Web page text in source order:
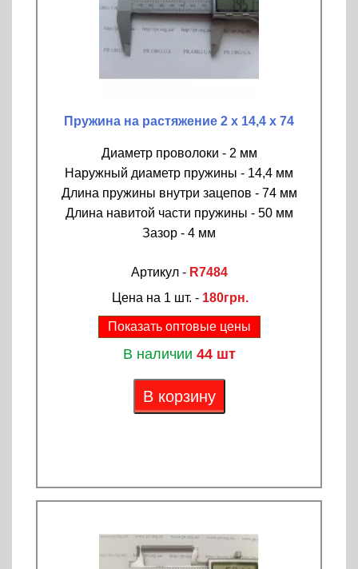
Пружина на растяжение 2 х 14,4 х 74
Диаметр проволоки - 2 мм
Наружный диаметр пружины - 14,4 мм
Длина пружины внутри зацепов - 74 мм
Длина навитой части пружины - 50 мм
Зазор - 4 мм
Артикул - R7484
Цена на 1 шт. - 180грн.
Показать оптовые цены
В наличии 44 шт
В корзину